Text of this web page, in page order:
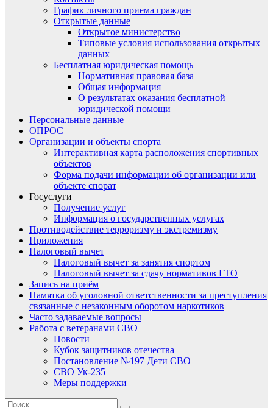
График личного приема граждан
Открытые данные
Открытое министерство
Типовые условия использования открытых
данных
Бесплатная юридическая помощь
Нормативная правовая база
Общая информация
О результатах оказания бесплатной
юридической помощи
Персональные данные
ОПРОС
Организации и объекты спорта
Интерактивная карта расположения спортивных
объектов
Форма подачи информации об организации или
объекте спорат
Госуслуги
Получение услуг
Информация о государственных услугах
Противодействие терроризму и экстремизму
Приложения
Налоговый вычет
Налоговый вычет за занятия спортом
Налоговый вычет за сдачу нормативов ГТО
Запись на приём
Памятка об уголовной ответственности за преступления
связанные с незаконным оборотом наркотиков
Часто задаваемые вопросы
Работа с ветеранами СВО
Новости
Кубок защитников отечества
Постановление №197 Дети СВО
СВО Ук-235
Меры поддержки